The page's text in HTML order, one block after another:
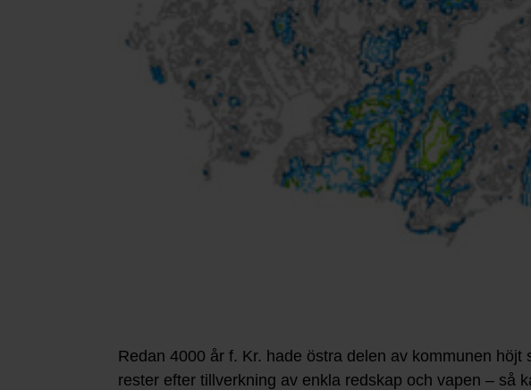
Redan 4000 år f. Kr. hade östra delen av kommunen
rester efter tillverkning av enkla redskap och vapen – så